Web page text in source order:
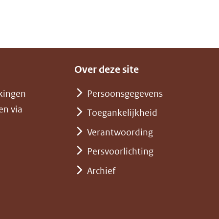
via
Over deze site
Persoonsgegevens
Toegankelijkheid
Verantwoording
Persvoorlichting
Archief